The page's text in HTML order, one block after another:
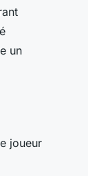
un
joueur